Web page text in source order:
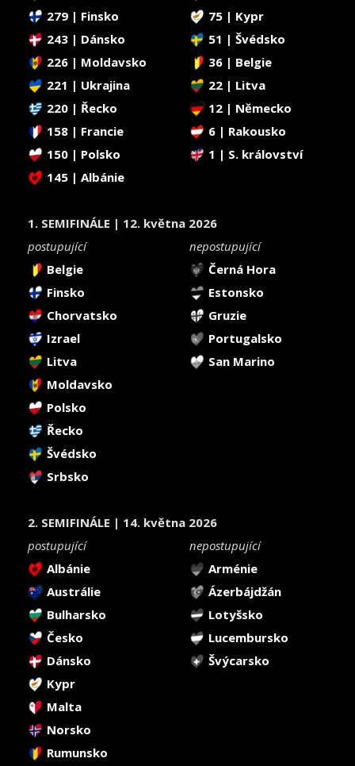
279 | Finsko
75 | Kypr
243 | Dánsko
51 | Švédsko
226 | Moldavsko
36 | Belgie
221 | Ukrajina
22 | Litva
220 | Řecko
12 | Německo
158 | Francie
6 | Rakousko
150 | Polsko
1 | S. království
145 | Albánie
1. SEMIFINÁLE | 12. května 2026
postupující
nepostupující
Belgie
Černá Hora
Finsko
Estonsko
Chorvatsko
Gruzie
Izrael
Portugalsko
Litva
San Marino
Moldavsko
Polsko
Řecko
Švédsko
Srbsko
2. SEMIFINÁLE | 14. května 2026
postupující
nepostupující
Albánie
Arménie
Austrálie
Ázerbájdžán
Bulharsko
Lotyšsko
Česko
Lucembursko
Dánsko
Švýcarsko
Kypr
Malta
Norsko
Rumunsko